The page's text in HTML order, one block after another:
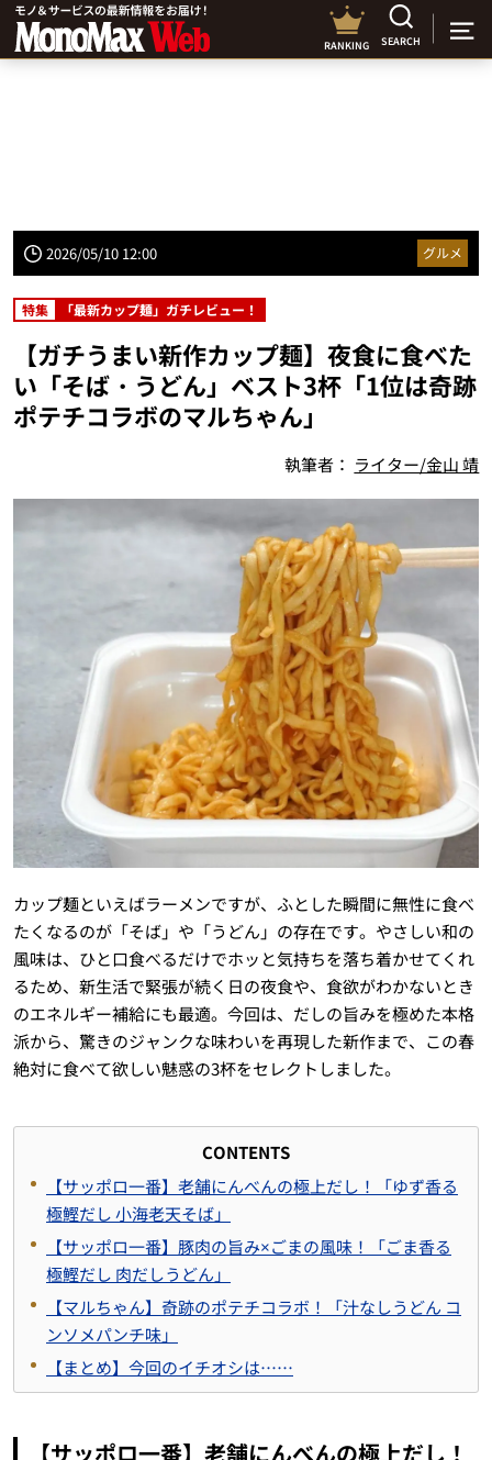
RANKING SEARCH
2026/05/10 12:00 グルメ
特集 「最新カップ麺」ガチレビュー！
【ガチうまい新作カップ麺】夜食に食べた
い「そば・うどん」ベスト3杯「1位は奇跡
ポテチコラボのマルちゃん」
執筆者： ライター/金山 靖
カップ麺といえばラーメンですが、ふとした瞬間に無性に食べ
たくなるのが「そば」や「うどん」の存在です。やさしい和の
風味は、ひと口食べるだけでホッと気持ちを落ち着かせてくれ
るため、新生活で緊張が続く日の夜食や、食欲がわかないとき
のエネルギー補給にも最適。今回は、だしの旨みを極めた本格
派から、驚きのジャンクな味わいを再現した新作まで、この春
絶対に食べて欲しい魅惑の3杯をセレクトしました。
CONTENTS
【サッポロ一番】老舗にんべんの極上だし！「ゆず香る
極鰹だし 小海老天そば」
【サッポロ一番】豚肉の旨み×ごまの風味！「ごま香る
極鰹だし 肉だしうどん」
【マルちゃん】奇跡のポテチコラボ！「汁なしうどん コ
ンソメパンチ味」
【まとめ】今回のイチオシは……
【サッポロ一番】老舗にんべんの極上だし！